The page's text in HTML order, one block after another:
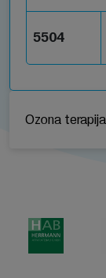
5504
Ozona